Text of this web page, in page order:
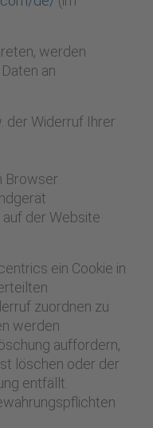
werden
an
der Widerruf Ihrer
Browser
der Website
ein Cookie in
zuordnen zu
werden
auffordern,
löschen oder der
entfällt.